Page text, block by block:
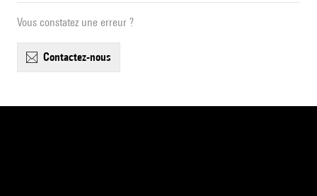
Vous constatez une erreur ?
contactez-nous